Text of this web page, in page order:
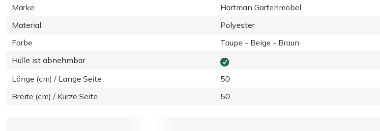
Marke
Hartman Gartenmöbel
Material
Polyester
Farbe
Taupe - Beige - Braun
Hülle ist abnehmbar
Länge (cm) / Lange Seite
50
Breite (cm) / Kurze Seite
50